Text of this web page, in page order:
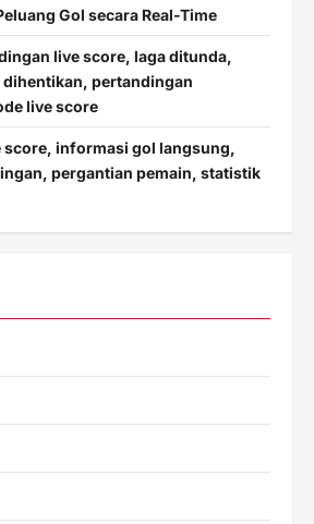
Gol secara Real-Time
live score, laga ditunda,
pertandingan
live score
informasi gol langsung,
pergantian pemain, statistik